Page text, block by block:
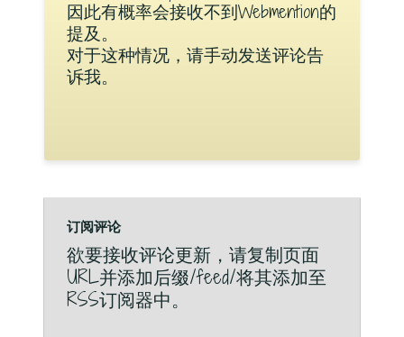
因此有概率会接收不到Webmention的
提及。
对于这种情况，请手动发送评论告
诉我。
订阅评论
欲要接收评论更新，请复制页面
URL并添加后缀/feed/将其添加至
RSS订阅器中。